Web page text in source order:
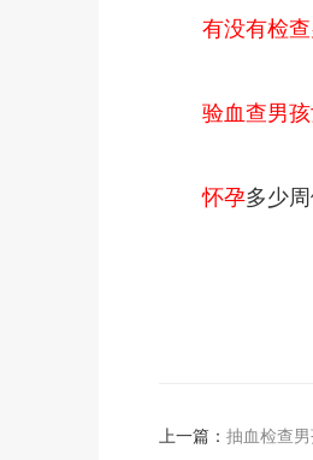
有没有检
验血查男
怀孕多少
上一篇： 抽血检查